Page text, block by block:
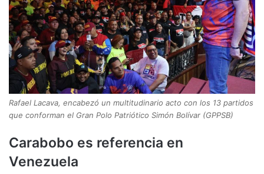
Rafael Lacava, encabezó un multitudinario acto con los 13 partidos
que conforman el Gran Polo Patriótico Simón Bolívar (GPPSB)
Carabobo es referencia en
Venezuela